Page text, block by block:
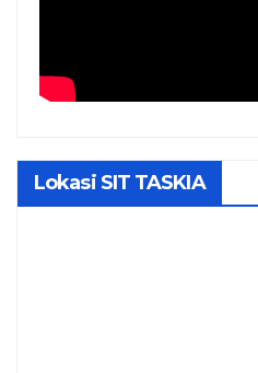
Lokasi SIT TASKIA